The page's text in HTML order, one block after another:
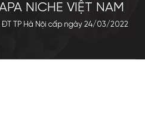
NICHE VIỆT NAM
ĐT TP Hà Nội cấp ngày 24/03/2022